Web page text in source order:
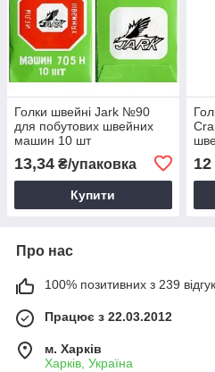
Голки швейні Jark №90
для побутових швейних
машин 10 шт
13,34 ₴/упаковка
Купити
12
Про нас
100% позитивних з 239
Працює з 22.03.2012
м. Харків
Харків, Україна